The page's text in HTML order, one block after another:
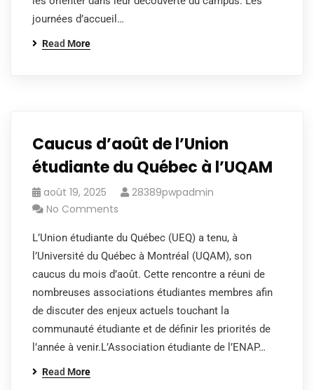
journées d’accueil…
Read More
Caucus d’août de l’Union
étudiante du Québec à l’UQAM
août 19, 2025
28389pwpadmin
No Comments
L’Union étudiante du Québec (UEQ) a tenu, à
l’Université du Québec à Montréal (UQAM), son
caucus du mois d’août. Cette rencontre a réuni de
nombreuses associations étudiantes membres afin
de discuter des enjeux actuels touchant la
communauté étudiante et de définir les priorités de
l’année à venir.L’Association étudiante de l’ENAP…
Read More